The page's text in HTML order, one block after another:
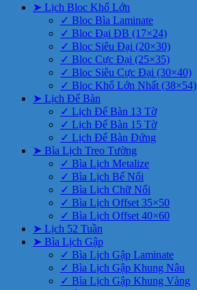
➤ Lịch Bloc Khổ Lớn
✓ Bloc Bìa Laminate
✓ Bloc Đại ĐB (17×24)
✓ Bloc Siêu Đại (20×30)
✓ Bloc Cực Đại (25×35)
✓ Bloc Siêu Cực Đại (30×40)
✓ Bloc Khổ Lớn Nhất (38×54)
➤ Lịch Để Bàn
✓ Lịch Để Bàn 13 Tờ
✓ Lịch Để Bàn 15 Tờ
✓ Lịch Để Bàn Đứng
➤ Bìa Lịch Treo Tường
✓ Bìa Lịch Metalize
✓ Bìa Lịch Bế Nổi
✓ Bìa Lịch Chữ Nổi
✓ Bìa Lịch Offset 35×50
✓ Bìa Lịch Offset 40×60
➤ Lịch 52 Tuần
➤ Bìa Lịch Gập
✓ Bìa Lịch Gập Laminate
✓ Bìa Lịch Gập Khung Nâu
✓ Bìa Lịch Gập Khung Vàng